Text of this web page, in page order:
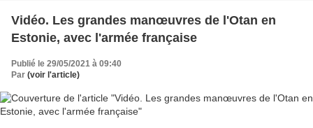
Vidéo. Les grandes manœuvres de l'Otan en
Estonie, avec l'armée française
Publié le 29/05/2021 à 09:40
Par (voir l'article)